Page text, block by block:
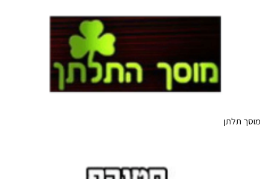
מוסך תלתן